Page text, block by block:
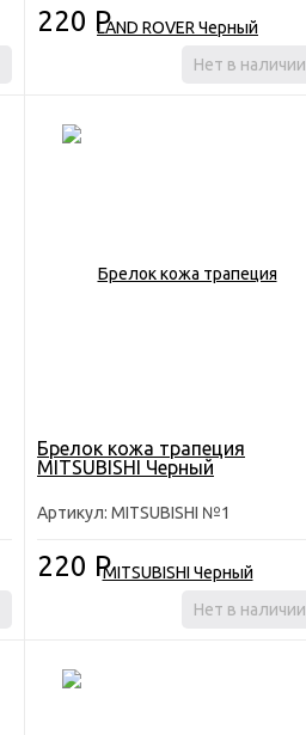
220 Р
Нет в наличии
Брелок кожа трапеция
MITSUBISHI Черный
Артикул: MITSUBISHI №1
220 Р
Нет в наличии